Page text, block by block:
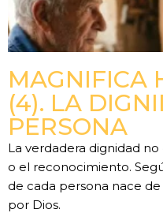
MAGNIFICA
(4). LA
PERSONA
La verdadera dignidad
o el reconocimiento.
de cada persona nace
por Dios.